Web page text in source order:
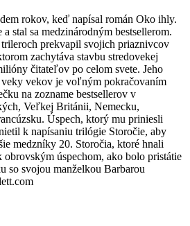
rokov, keď napísal román Oko ihly.
stal sa medzinárodným bestsellerom.
prekvapil svojich priaznivcov
zachytáva stavbu stredovekej
čitateľov po celom svete. Jeho
vekov je voľným pokračovaním
na zozname bestsellerov v
Veľkej Británii, Nemecku,
Úspech, ktorý mu priniesli
k napísaniu trilógie Storočie, aby
medzníky 20. Storočia, ktoré hnali
úspechom, ako bolo pristátie
so svojou manželkou Barbarou